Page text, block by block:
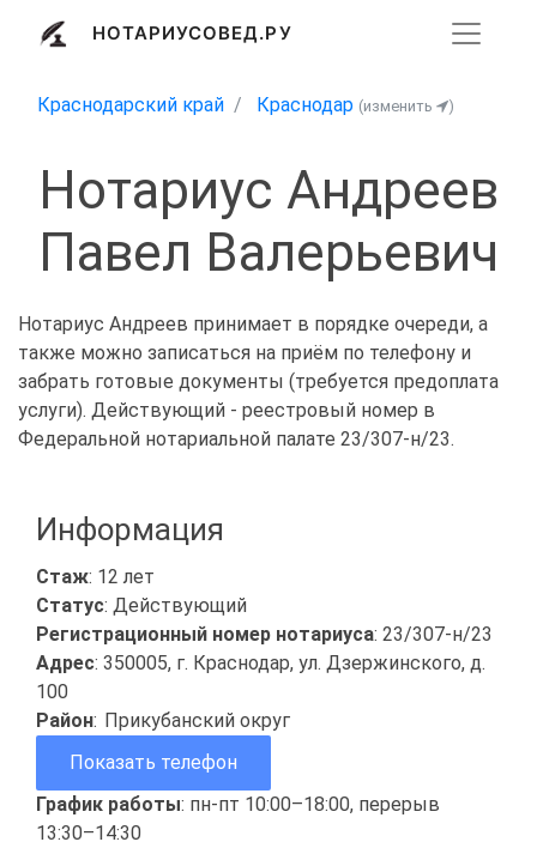
НОТАРИУСОВЕД.РУ
Краснодарский край Краснодар (изменить )
Нотариус Андреев
Павел Валерьевич
Нотариус Андреев принимает в порядке очереди, а
также можно записаться на приём по телефону и
забрать готовые документы (требуется предоплата
услуги). Действующий - реестровый номер в
Федеральной нотариальной палате 23/307-н/23.
Информация
Стаж: 12 лет
Статус: Действующий
Регистрационный номер нотариуса: 23/307-н/23
Адрес: 350005, г. Краснодар, ул. Дзержинского, д.
100
Район: Прикубанский округ
Показать телефон
График работы: пн-пт 10:00–18:00, перерыв
13:30–14:30